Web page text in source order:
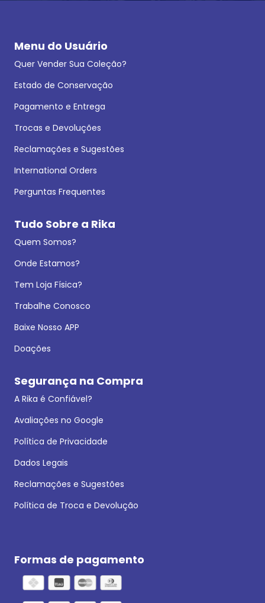
Menu do Usuário
Quer Vender Sua Coleção?
Estado de Conservação
Pagamento e Entrega
Trocas e Devoluções
Reclamações e Sugestões
International Orders
Perguntas Frequentes
Tudo Sobre a Rika
Quem Somos?
Onde Estamos?
Tem Loja Física?
Trabalhe Conosco
Baixe Nosso APP
Doações
Segurança na Compra
A Rika é Confiável?
Avaliações no Google
Política de Privacidade
Dados Legais
Reclamações e Sugestões
Política de Troca e Devolução
Formas de pagamento